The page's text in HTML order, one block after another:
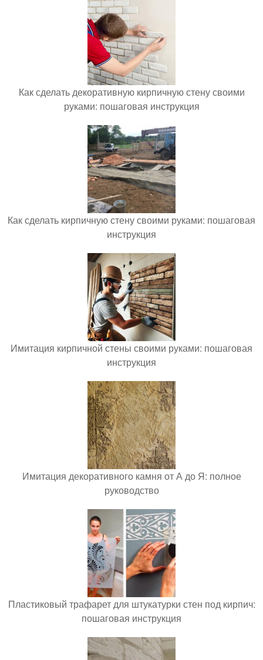
Как сделать декоративную кирпичную стену своими
руками: пошаговая инструкция
Как сделать кирпичную стену своими руками: пошаговая
инструкция
Имитация кирпичной стены своими руками: пошаговая
инструкция
Имитация декоративного камня от А до Я: полное
руководство
Пластиковый трафарет для штукатурки стен под кирпич:
пошаговая инструкция